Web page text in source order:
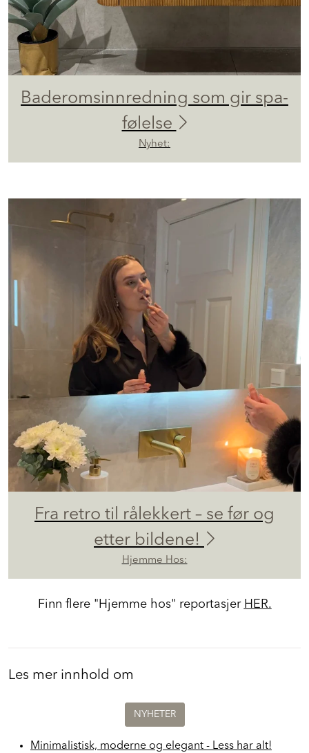
Baderomsinnredning som gir spa-
følelse
Nyhet:
Fra retro til rålekkert – se før og
etter bildene!
Hjemme Hos:
Finn flere "Hjemme hos" reportasjer HER.
Les mer innhold om
NYHETER
Minimalistisk, moderne og elegant - Less har alt!